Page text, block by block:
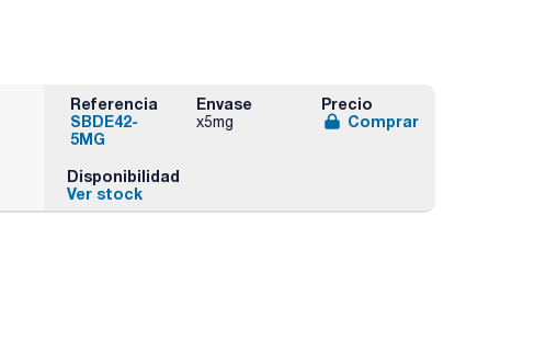
Referencia
SBDE42-
5MG
Envase
x5mg
Precio
Comprar
Disponibilidad
Ver stock